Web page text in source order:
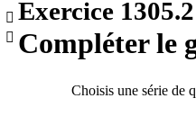


Exercice 1305.2
Compléter le
Choisis une série de